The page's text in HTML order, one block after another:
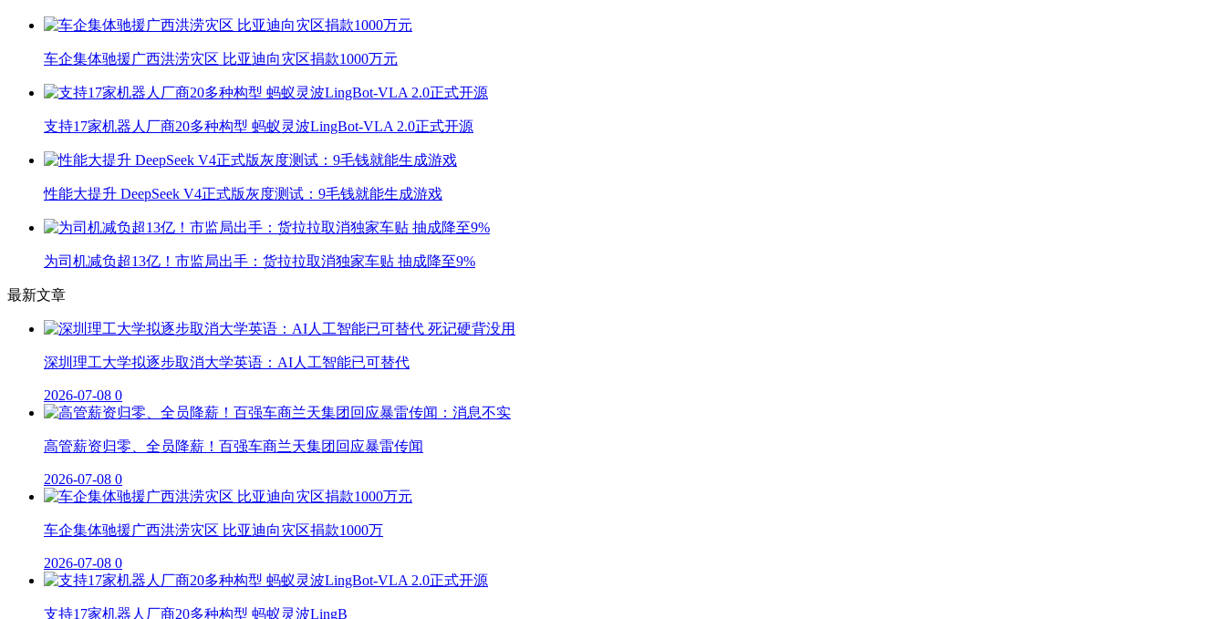
车企集体驰援广西洪涝灾区 比亚迪向灾区捐款1000万元
支持17家机器人厂商20多种构型 蚂蚁灵波LingBot-VLA 2.0正式开源
性能大提升 DeepSeek V4正式版灰度测试：9毛钱就能生成游戏
为司机减负超13亿！市监局出手：货拉拉取消独家车贴 抽成降至9%
最新文章
深圳理工大学拟逐步取消大学英语：AI人工智能已可替代
2026-07-08 0
高管薪资归零、全员降薪！百强车商兰天集团回应暴雷传闻
2026-07-08 0
车企集体驰援广西洪涝灾区 比亚迪向灾区捐款1000万
2026-07-08 0
支持17家机器人厂商20多种构型 蚂蚁灵波LingB